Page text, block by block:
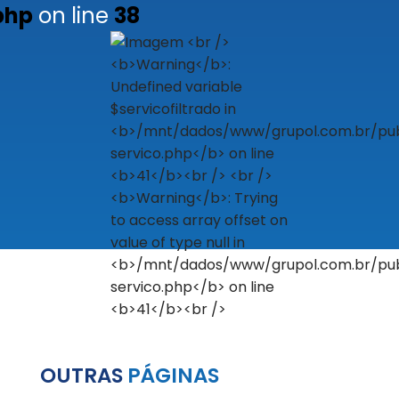
on line 38
OUTRAS PÁGINAS